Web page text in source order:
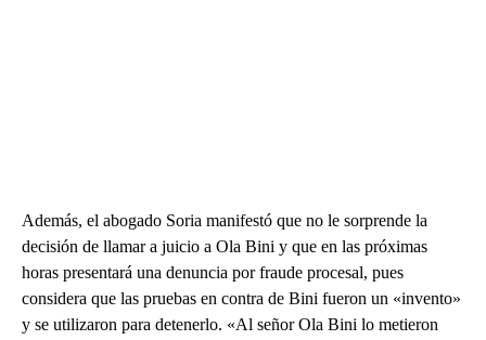
Además, el abogado Soria manifestó que no le sorprende la
decisión de llamar a juicio a Ola Bini y que en las próximas
horas presentará una denuncia por fraude procesal, pues
considera que las pruebas en contra de Bini fueron un «invento»
y se utilizaron para detenerlo. «Al señor Ola Bini lo metieron